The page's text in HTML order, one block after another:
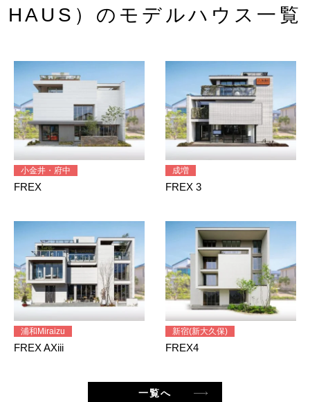
HAUS）のモデルハウス一覧
FREX
小金井・府中
FREX 3
成増
FREX AXiii
浦和Miraizu
FREX4
新宿(新大久保)
一覧へ